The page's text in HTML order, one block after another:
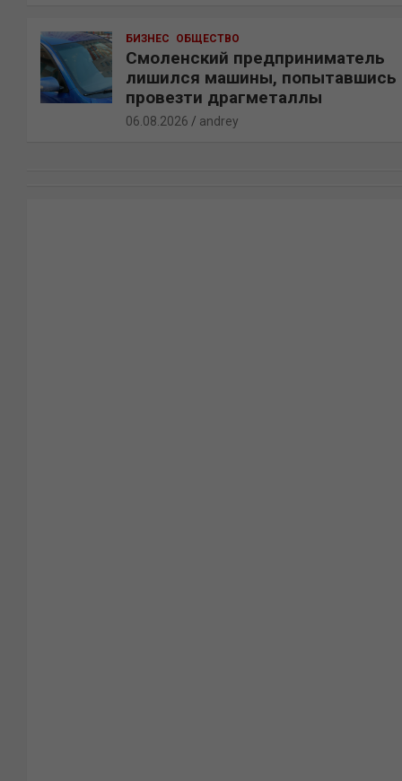
БИЗНЕС ОБЩЕСТВО
Смоленский предприниматель
лишился машины, попытавшись
провезти драгметаллы
06.08.2026 andrey